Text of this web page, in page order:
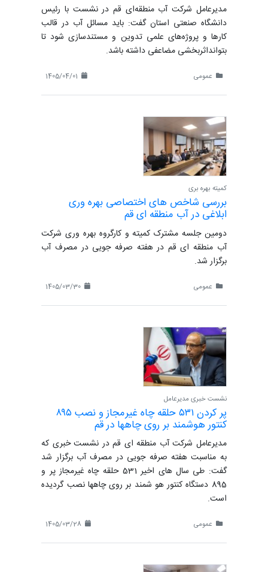
مدیرعامل شرکت آب منطقه‌ای قم در نشست با رئیس
دانشگاه صنعتی استان گفت: باید مسائل آب در قالب
کارها و پروژه‌های علمی تدوین و مستندسازی شود تا
بتوانداثربخشی مضاعفی داشته باشد.
عمومی
کمیته بهره بری
بررسی شاخص های اختصاصی بهره وری
ابلاغی در آب منطقه ای قم
دومین جلسه مشترک کمیته و کارگروه بهره وری شرکت
آب منطقه ای قم در هفته صرفه جویی در مصرف آب
برگزار شد.
عمومی
نشست خبری مدیرعامل
پر کردن ۵۳۱ حلقه چاه غیرمجاز و نصب ۸۹۵
کنتور هوشمند بر روی چاهها در قم
مدیرعامل شرکت آب منطقه ای قم در نشست خبری که
به مناسبت هفته صرفه جویی در مصرف آب برگزار شد
گفت: طی سال های اخیر 531 حلقه چاه غیرمجاز پر و
895 دستگاه کنتور هو شمند بر روی چاهها نصب گردیده
است.
عمومی